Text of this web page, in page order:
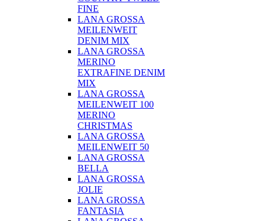
FINE
LANA GROSSA
MEILENWEIT
DENIM MIX
LANA GROSSA
MERINO
EXTRAFINE DENIM
MIX
LANA GROSSA
MEILENWEIT 100
MERINO
CHRISTMAS
LANA GROSSA
MEILENWEIT 50
LANA GROSSA
BELLA
LANA GROSSA
JOLIE
LANA GROSSA
FANTASIA